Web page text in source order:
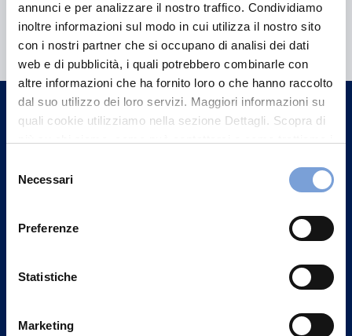
annunci e per analizzare il nostro traffico. Condividiamo
inoltre informazioni sul modo in cui utilizza il nostro sito
con i nostri partner che si occupano di analisi dei dati
web e di pubblicità, i quali potrebbero combinarle con
altre informazioni che ha fornito loro o che hanno raccolto
dal suo utilizzo dei loro servizi. Maggiori informazioni su
quali cookie utilizziamo nella sezione Dettagli. Scopra di
può trovare nel footer del sito nella sezione "Informativa
delNecessari
Preferenze
Statistiche
Marketing
Hai bisogno di
informazioni?
Trova l'Agenzia più vicina a te e parla con
un nostro Agente.